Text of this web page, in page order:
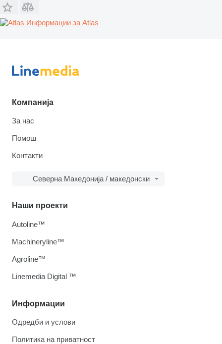
Информации за Atlas
Компанија
За нас
Помош
Контакти
Северна Македонија / македонски
Информации
Одредби и услови
Политика на приватност
Наши проекти
Autoline™
Machineryline™
Agroline™
Linemedia Digital ™